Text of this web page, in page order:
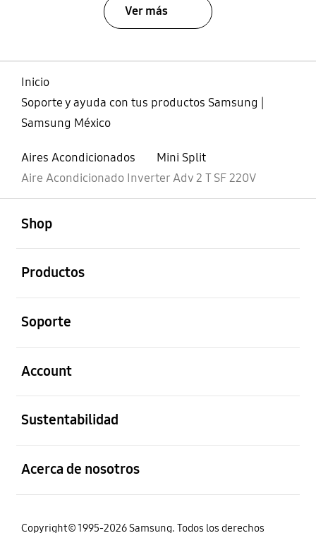
Ver más
Inicio
Soporte y ayuda con tus productos Samsung |
Samsung México
Aires Acondicionados
Mini Split
Aire Acondicionado Inverter Adv 2 T SF 220V
Shop
Productos
Soporte
Account
Sustentabilidad
Acerca de nosotros
Copyright© 1995-2026 Samsung. Todos los derechos